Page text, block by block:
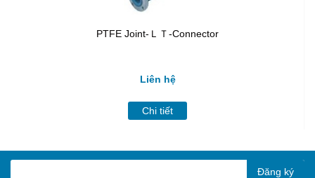
PTFE Joint-ＬＴ-Connector
Liên hệ
Chi tiết
Đăng ký